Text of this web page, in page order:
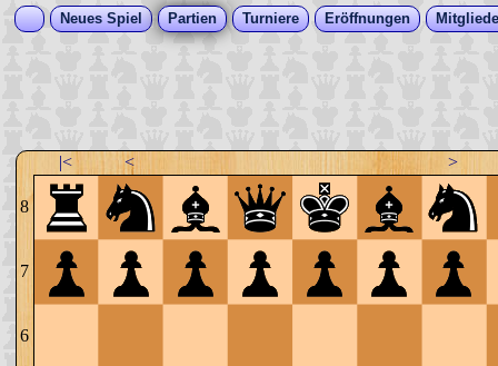
Neues Spiel Partien Turniere Eröffnungen
|< < >
8
7
6